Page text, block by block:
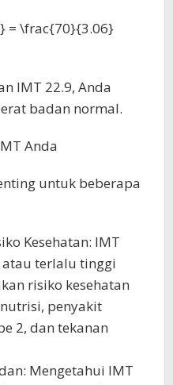
= \frac{70}{3.06}
IMT 22.9, Anda
badan normal.
Anda
untuk beberapa
Kesehatan: IMT
terlalu tinggi
risiko kesehatan
penyakit
2, dan tekanan
Mengetahui IMT